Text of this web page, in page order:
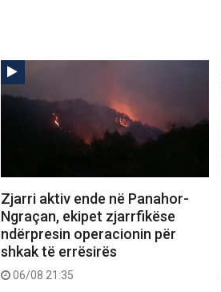
Zjarri aktiv ende në Panahor-
Ngraçan, ekipet zjarrfikëse
ndërpresin operacionin për
shkak të errësirës
06/08 21:35